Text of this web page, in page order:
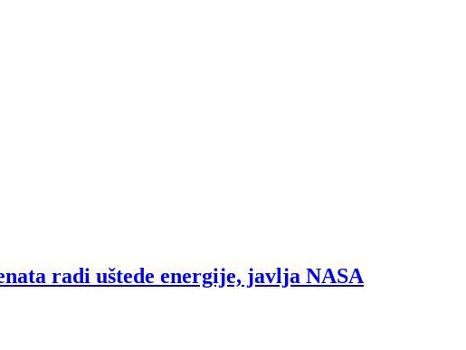
radi uštede energije, javlja NASA